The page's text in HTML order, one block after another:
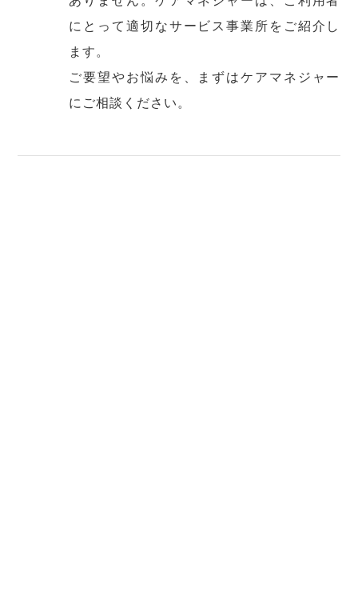
にとって適切なサービス事業所をご紹介し
ます。
ご要望やお悩みを、まずはケアマネジャー
にご相談ください。